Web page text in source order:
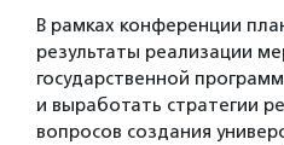
В рамках конференции
результаты реализации
государственной
и выработать стратегии
вопросов создания